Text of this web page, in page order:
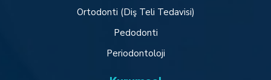
Ortodonti (Diş Teli Tedavisi)
Pedodonti
Periodontoloji